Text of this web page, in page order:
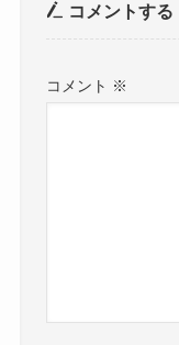
コメントする
コメント ※